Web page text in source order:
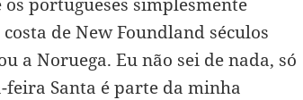
de New Foundland séculos
a Noruega. Eu não sei de nada, só
feira Santa é parte da minha